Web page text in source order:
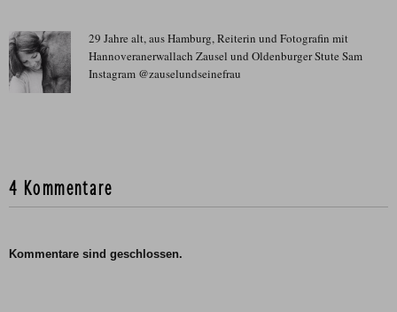
29 Jahre alt, aus Hamburg, Reiterin und Fotografin mit
Hannoveranerwallach Zausel und Oldenburger Stute Sam
Instagram @zauselundseinefrau
4 Kommentare
Kommentare sind geschlossen.